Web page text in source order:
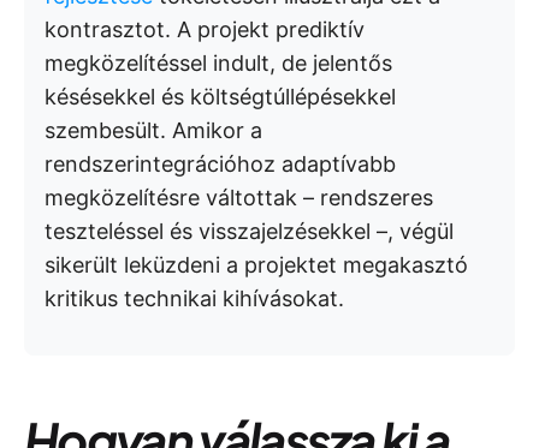
kontrasztot. A projekt prediktív
megközelítéssel indult, de jelentős
késésekkel és költségtúllépésekkel
szembesült. Amikor a
rendszerintegrációhoz adaptívabb
megközelítésre váltottak – rendszeres
teszteléssel és visszajelzésekkel –, végül
sikerült leküzdeni a projektet megakasztó
kritikus technikai kihívásokat.